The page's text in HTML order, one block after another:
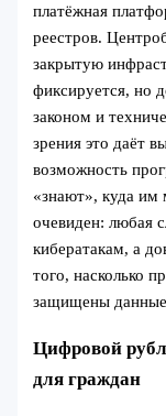
платёжная
реестров.
закрытую
фиксируется, но
законом и
зрения это даёт
возможность
«знают», куда
очевиден: любая
кибератакам, а
того, насколько
защищены
Цифровой
для граждан